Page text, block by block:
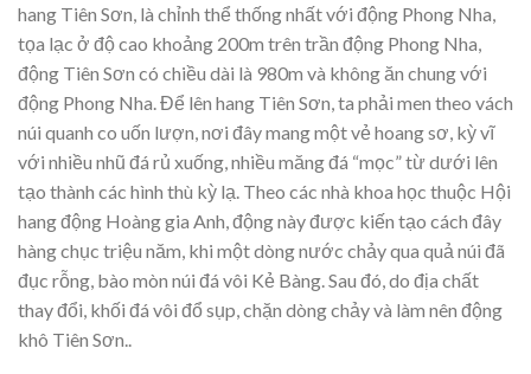
hang Tiên Sơn, là chỉnh thể thống nhất với động Phong Nha,
tọa lạc ở độ cao khoảng 200m trên trần động Phong Nha,
động Tiên Sơn có chiều dài là 980m và không ăn chung với
động Phong Nha. Để lên hang Tiên Sơn, ta phải men theo vách
núi quanh co uốn lượn, nơi đây mang một vẻ hoang sơ, kỳ vĩ
với nhiều nhũ đá rủ xuống, nhiều măng đá “mọc” từ dưới lên
tạo thành các hình thù kỳ lạ. Theo các nhà khoa học thuộc Hội
hang động Hoàng gia Anh, động này được kiến tạo cách đây
hàng chục triệu năm, khi một dòng nước chảy qua quả núi đã
đục rỗng, bào mòn núi đá vôi Kẻ Bàng. Sau đó, do địa chất
thay đổi, khối đá vôi đổ sụp, chặn dòng chảy và làm nên động
khô Tiên Sơn..